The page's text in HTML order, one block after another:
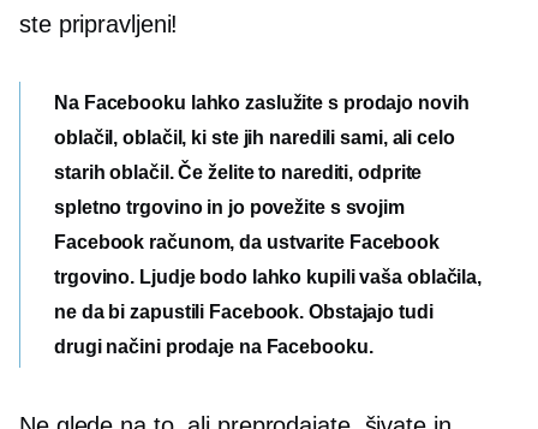
ste pripravljeni!
Na Facebooku lahko zaslužite s prodajo novih
oblačil, oblačil, ki ste jih naredili sami, ali celo
starih oblačil. Če želite to narediti, odprite
spletno trgovino in jo povežite s svojim
Facebook računom, da ustvarite Facebook
trgovino. Ljudje bodo lahko kupili vaša oblačila,
ne da bi zapustili Facebook. Obstajajo tudi
drugi načini prodaje na Facebooku.